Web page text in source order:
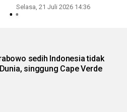
Selasa, 21 Juli 2026 14:36
sedih Indonesia tidak
singgung Cape Verde